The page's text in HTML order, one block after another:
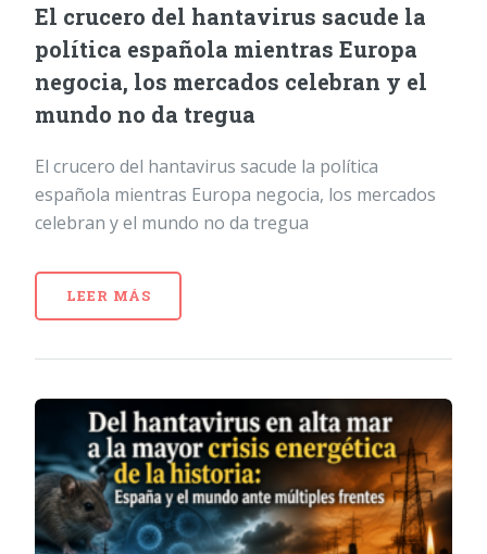
El crucero del hantavirus sacude la
política española mientras Europa
negocia, los mercados celebran y el
mundo no da tregua
El crucero del hantavirus sacude la política
española mientras Europa negocia, los mercados
celebran y el mundo no da tregua
LEER MÁS